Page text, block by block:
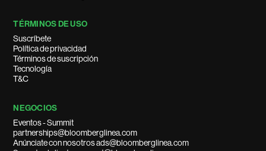
TÉRMINOS DE USO
Suscríbete
Política de privacidad
Términos de suscripción
Tecnología
T&C
NEGOCIOS
Eventos - Summit
partnerships@bloomberglinea.com
Anúnciate con nosotros ads@bloomberglinea.com